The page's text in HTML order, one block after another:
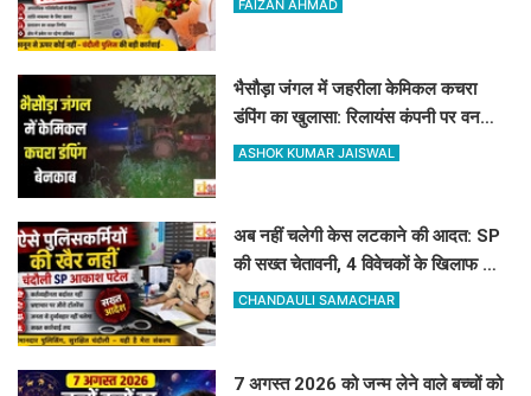
FAIZAN AHMAD
भैसौड़ा जंगल में जहरीला केमिकल कचरा
डंपिंग का खुलासा: रिलायंस कंपनी पर वन
विभाग का बड़ा एक्शन
ASHOK KUMAR JAISWAL
अब नहीं चलेगी केस लटकाने की आदत: SP
की सख्त चेतावनी, 4 विवेचकों के खिलाफ जांच
शुरू, 60-90 दिन पुराने मामलों का तुरंत करें
CHANDAULI SAMACHAR
7 अगस्त 2026 को जन्म लेने वाले बच्चों को